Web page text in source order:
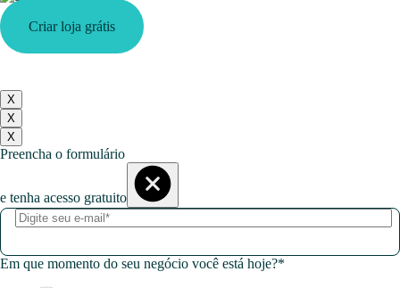
Criar loja grátis
X
X
X
Preencha o formulário
e tenha acesso gratuito
Em que momento do seu negócio você está hoje?*